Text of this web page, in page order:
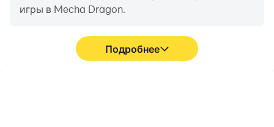
игры в Mecha Dragon.
Подробнее